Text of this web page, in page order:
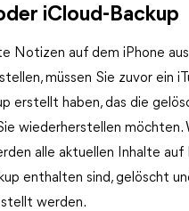
iCloud-Backup
Notizen auf dem iPhone
müssen Sie zuvor ein
erstellt haben, das die
wiederherstellen möchten.
alle aktuellen Inhalte auf
enthalten sind, gelöscht
werden.